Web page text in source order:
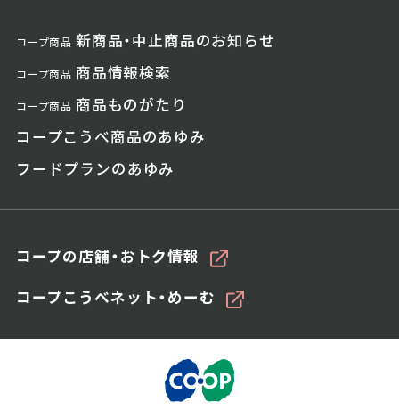
コープ商品 新商品・中止商品のお知らせ
コープ商品 商品情報検索
コープ商品 商品ものがたり
コープこうべ商品のあゆみ
フードプランのあゆみ
コープの店舗・おトク情報
コープこうべネット・めーむ